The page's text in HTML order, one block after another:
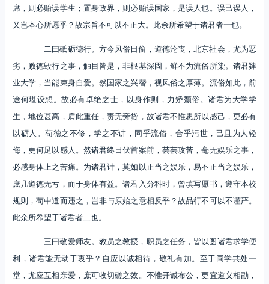
席，则必贻误学生；置身政界，则必贻误国家，是误人也。误己误人，
又岂本心所愿乎？故宗旨不可以不正大。此余所希望于诸君者一也。
二曰砥砺德行。方今风俗日偷，道德沦丧，北京社会，尤为恶
劣，败德毁行之事，触目皆是，非根基深固，鲜不为流俗所染。诸君肄
业大学，当能束身自爱。然国家之兴替，视风俗之厚薄。流俗如此，前
途何堪设想。故必有卓绝之士，以身作则，力矫颓俗。诸君为大学学
生，地位甚高，肩此重任，责无旁贷，故诸君不惟思所以感己，更必有
以砺人。苟德之不修，学之不讲，同乎流俗，合乎污世，己且为人轻
侮，更何足以感人。然诸君终日伏首案前，芸芸攻苦，毫无娱乐之事，
必感身体上之苦痛。为诸君计，莫如以正当之娱乐，易不正当之娱乐，
庶几道德无亏，而于身体有益。诸君入分科时，曾填写愿书，遵守本校
规则，苟中道而违之，岂非与原始之意相反乎？故品行不可以不谨严。
此余所希望于诸君者二也。
三曰敬爱师友。教员之教授，职员之任务，皆以图诸君求学便
利，诸君能无动于衷乎？自应以诚相待，敬礼有加。至于同学共处一
堂，尤应互相亲爱，庶可收切磋之效。不惟开诚布公，更宜道义相勖，